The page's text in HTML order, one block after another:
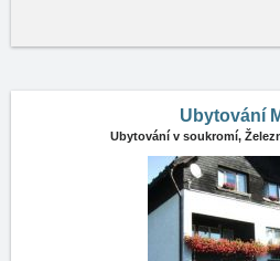
Ubytování
Ubytování v soukromí,